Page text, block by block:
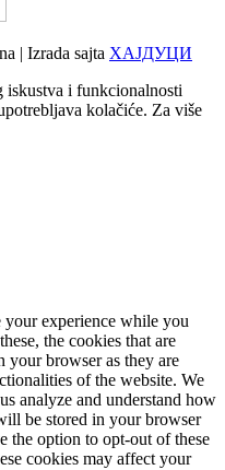
| Izrada sajta ХАЈДУЦИ
i funkcionalnosti
kolačiće. Za više
your experience while you
the cookies that are
your browser as they are
of the website. We
analyze and understand how
be stored in your browser
the option to opt-out of these
cookies may affect your